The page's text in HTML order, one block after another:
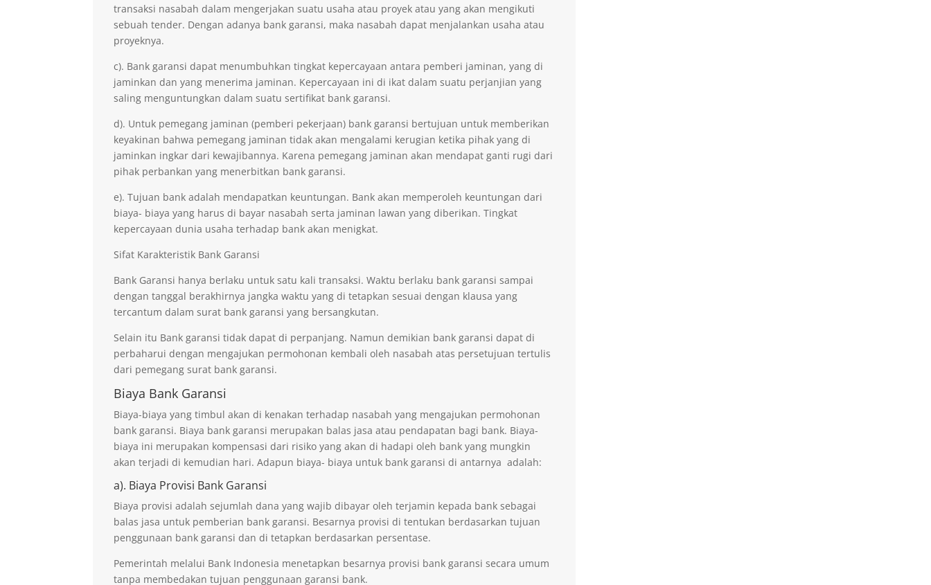
transaksi nasabah dalam mengerjakan suatu usaha atau proyek atau yang akan mengikuti
sebuah tender. Dengan adanya bank garansi, maka nasabah dapat menjalankan usaha atau
proyeknya.
c). Bank garansi dapat menumbuhkan tingkat kepercayaan antara pemberi jaminan, yang di
jaminkan dan yang menerima jaminan. Kepercayaan ini di ikat dalam suatu perjanjian yang
saling menguntungkan dalam suatu sertifikat bank garansi.
d). Untuk pemegang jaminan (pemberi pekerjaan) bank garansi bertujuan untuk memberikan
keyakinan bahwa pemegang jaminan tidak akan mengalami kerugian ketika pihak yang di
jaminkan ingkar dari kewajibannya. Karena pemegang jaminan akan mendapat ganti rugi dari
pihak perbankan yang menerbitkan bank garansi.
e). Tujuan bank adalah mendapatkan keuntungan. Bank akan memperoleh keuntungan dari
biaya- biaya yang harus di bayar nasabah serta jaminan lawan yang diberikan. Tingkat
kepercayaan dunia usaha terhadap bank akan menigkat.
Sifat Karakteristik Bank Garansi
Bank Garansi hanya berlaku untuk satu kali transaksi. Waktu berlaku bank garansi sampai
dengan tanggal berakhirnya jangka waktu yang di tetapkan sesuai dengan klausa yang
tercantum dalam surat bank garansi yang bersangkutan.
Selain itu Bank garansi tidak dapat di perpanjang. Namun demikian bank garansi dapat di
perbaharui dengan mengajukan permohonan kembali oleh nasabah atas persetujuan tertulis
dari pemegang surat bank garansi.
Biaya Bank Garansi
Biaya-biaya yang timbul akan di kenakan terhadap nasabah yang mengajukan permohonan
bank garansi. Biaya bank garansi merupakan balas jasa atau pendapatan bagi bank. Biaya-
biaya ini merupakan kompensasi dari risiko yang akan di hadapi oleh bank yang mungkin
akan terjadi di kemudian hari. Adapun biaya- biaya untuk bank garansi di antarnya adalah:
a). Biaya Provisi Bank Garansi
Biaya provisi adalah sejumlah dana yang wajib dibayar oleh terjamin kepada bank sebagai
balas jasa untuk pemberian bank garansi. Besarnya provisi di tentukan berdasarkan tujuan
penggunaan bank garansi dan di tetapkan berdasarkan persentase.
Pemerintah melalui Bank Indonesia menetapkan besarnya provisi bank garansi secara umum
tanpa membedakan tujuan penggunaan garansi bank.